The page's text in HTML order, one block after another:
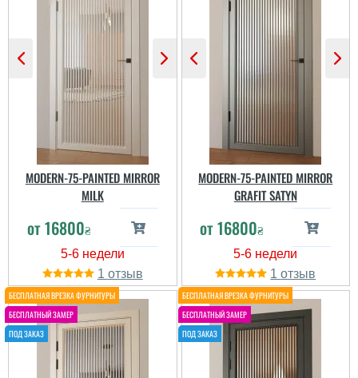
Лариса
Возможно мы
неправильно подобрали
себе цветовую гамму
комнаты в целом, но
выглядят как-то
тяжеловато. По
качеству,
действительно, жалоб
нету. Всё как часы
работает, полотно
качественное,
обработано з...
Віталіна
Додали світла і
простору в нашу
невелику квартиру.
Працюють тихо і без
MODERN-75-PAINTED MIRROR
MILK
от16800₴
1
MODERN-75-PAINTED MIRROR
GRAFIT SATYN
от16800₴
1